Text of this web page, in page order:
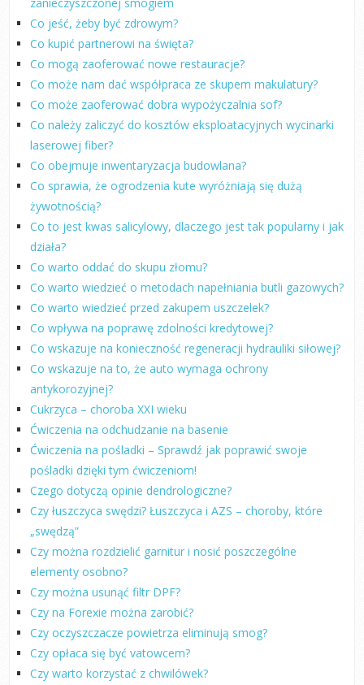
Co jeść, żeby być zdrowym?
Co kupić partnerowi na święta?
Co mogą zaoferować nowe restauracje?
Co może nam dać współpraca ze skupem makulatury?
Co może zaoferować dobra wypożyczalnia sof?
Co należy zaliczyć do kosztów eksploatacyjnych wycinarki
laserowej fiber?
Co obejmuje inwentaryzacja budowlana?
Co sprawia, że ogrodzenia kute wyróżniają się dużą
żywotnością?
Co to jest kwas salicylowy, dlaczego jest tak popularny i jak
działa?
Co warto oddać do skupu złomu?
Co warto wiedzieć o metodach napełniania butli gazowych?
Co warto wiedzieć przed zakupem uszczelek?
Co wpływa na poprawę zdolności kredytowej?
Co wskazuje na konieczność regeneracji hydrauliki siłowej?
Co wskazuje na to, że auto wymaga ochrony
antykorozyjnej?
Cukrzyca – choroba XXI wieku
Ćwiczenia na odchudzanie na basenie
Ćwiczenia na pośladki – Sprawdź jak poprawić swoje
pośladki dzięki tym ćwiczeniom!
Czego dotyczą opinie dendrologiczne?
Czy łuszczyca swędzi? Łuszczyca i AZS – choroby, które
„swędzą”
Czy można rozdzielić garnitur i nosić poszczególne
elementy osobno?
Czy można usunąć filtr DPF?
Czy na Forexie można zarobić?
Czy oczyszczacze powietrza eliminują smog?
Czy opłaca się być vatowcem?
Czy warto korzystać z chwilówek?